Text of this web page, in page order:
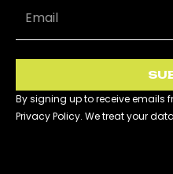
By signing up to receive emails
Privacy Policy. We treat your